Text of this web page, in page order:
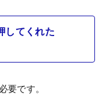
してくれた
要です。